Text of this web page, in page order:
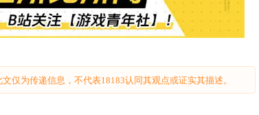
仅为传递信息，不代表18183认同其观点或证实其描述。